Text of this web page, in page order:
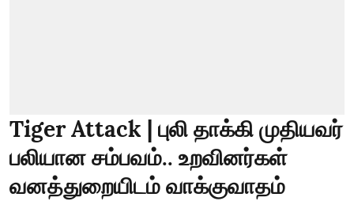
Tiger Attack | புலி தாக்கி முதியவர்
பலியான சம்பவம்.. உறவினர்கள்
வனத்துறையிடம் வாக்குவாதம்